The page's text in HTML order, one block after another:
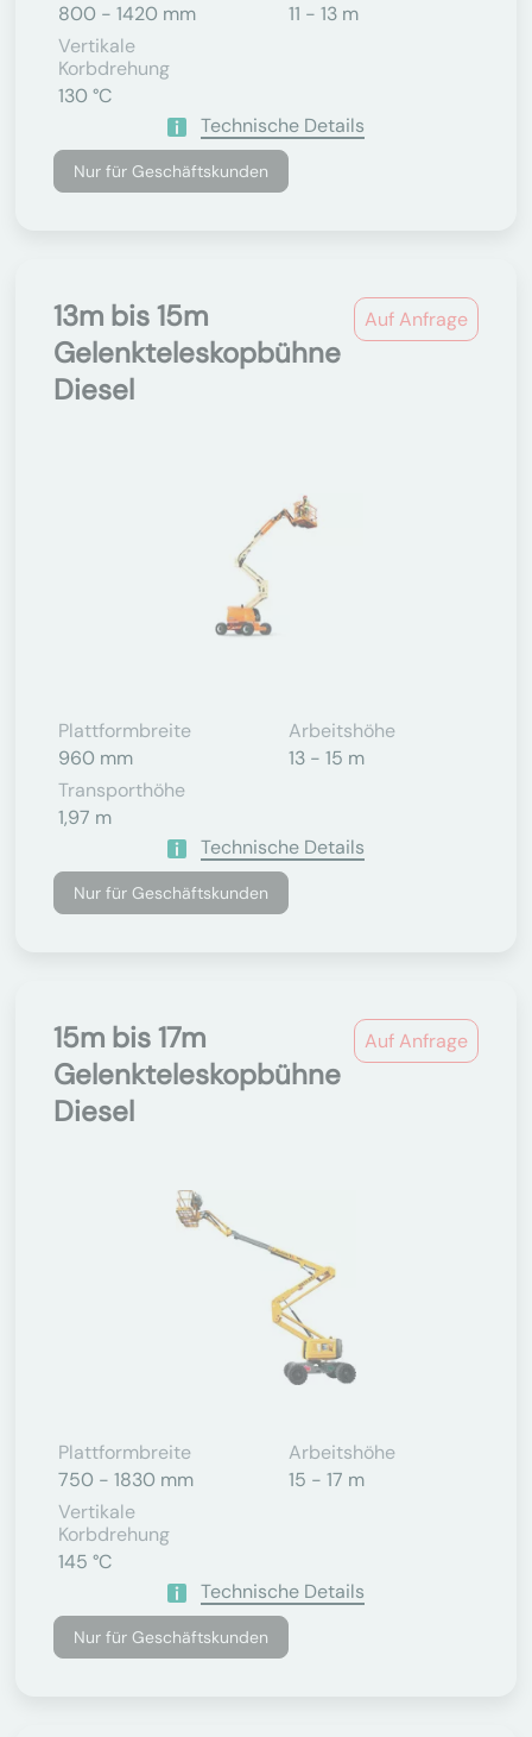
800 - 1420 mm
11 - 13 m
Vertikale
Korbdrehung
130 °C
Technische Details
Nur für Geschäftskunden
Auf Anfrage
13m bis 15m
Gelenkteleskopbühne
Diesel
Plattformbreite
960 mm
Arbeitshöhe
13 - 15 m
Transporthöhe
1,97 m
Technische Details
Nur für Geschäftskunden
Auf Anfrage
15m bis 17m
Gelenkteleskopbühne
Diesel
Plattformbreite
750 - 1830 mm
Arbeitshöhe
15 - 17 m
Vertikale
Korbdrehung
145 °C
Technische Details
Nur für Geschäftskunden